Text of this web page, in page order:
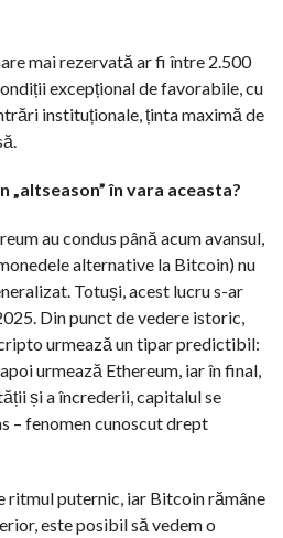
mai rezervată ar fi între 2.500
excepțional de favorabile, cu
instituționale, ținta maximă de
„altseason” în vara aceasta?
au condus până acum avansul,
alternative la Bitcoin) nu
Totuși, acest lucru s-ar
Din punct de vedere istoric,
urmează un tipar predictibil:
urmează Ethereum, iar în final,
și a încrederii, capitalul se
– fenomen cunoscut drept
ritmul puternic, iar Bitcoin rămâne
este posibil să vedem o